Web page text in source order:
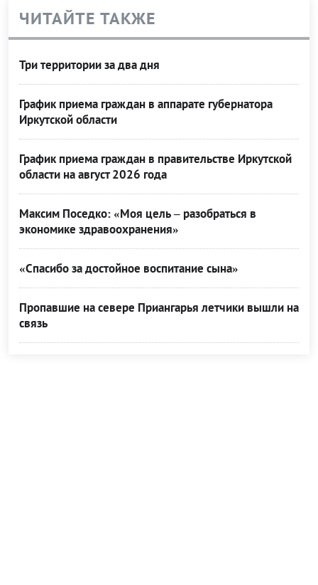
ЧИТАЙТЕ ТАКЖЕ
Три территории за два дня
График приема граждан в аппарате губернатора
Иркутской области
График приема граждан в правительстве Иркутской
области на август 2026 года
Максим Поседко: «Моя цель – разобраться в
экономике здравоохранения»
«Спасибо за достойное воспитание сына»
Пропавшие на севере Приангарья летчики вышли на
связь